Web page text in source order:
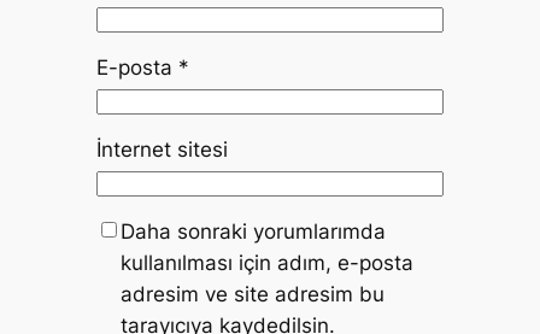
E-posta *
İnternet sitesi
Daha sonraki yorumlarımda
kullanılması için adım, e-posta
adresim ve site adresim bu
tarayıcıya kaydedilsin.